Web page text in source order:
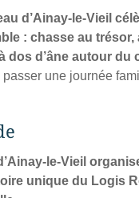
d’Ainay-le-Vieil
: chasse au
dos d’âne autour du
une journée
le-Vieil
unique du Logis